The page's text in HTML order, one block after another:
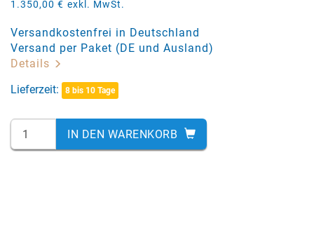
1.350,00 € exkl. MwSt.
Versandkostenfrei in Deutschland
Versand per Paket (DE und Ausland)
Details
Lieferzeit:
8 bis 10 Tage
IN DEN WARENKORB